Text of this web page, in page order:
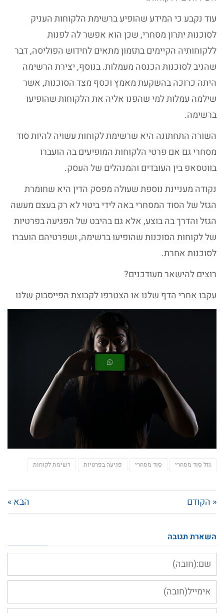
עוד נקבע כי המידע שהופיע ברשימת הלקוחות העניק
לסוכנות יתרון מסחרי, שכן הוא אפשר לה לפנות
ללקוחותיה הקיימים בתזמון מתאים לחידוש הפוליסה, דבר
שהניב לסוכנות הכנסה מעמלות. בנוסף, יצירת הרשימה
היתה כרוכה בהשקעת מאמץ וכסף מצד הסוכנות, אשר
שילמה עמלות למי שהפנו אליה את הלקוחות שהופיעו
ברשימה.
השורה התחתונה היא שרשימת לקוחות עשויה להיות סוד
מסחרי גם אם פרטי הלקוחות המופיעים בה הועברו
בווטסאפ בין העובדים והמנהלים של העסק.
נקודה מעניינת נוספת שעולה מפסק הדין היא שחומרת
הגזל של הסוד המסחרי באה לידי ביטוי לא רק בעצם מעשה
הגזל והדרך בה בוצע, אלא גם בהיבט של הפגיעה בפרטיות
של לקוחות הסוכנות שהופיעו ברשימה, ושפרטיהם הועברו
לסוכנות אחרת.
רוצים להישאר מעודכנים?
עקבו אחרי הדף שלנו או הצטרפו לקבוצת הפייסבוק שלנו
גזל סוד מסחרי סוד מסחרי פגיעה בפרטיות רשימת לקוחות
« הקודם הבא »
השארת תגובה